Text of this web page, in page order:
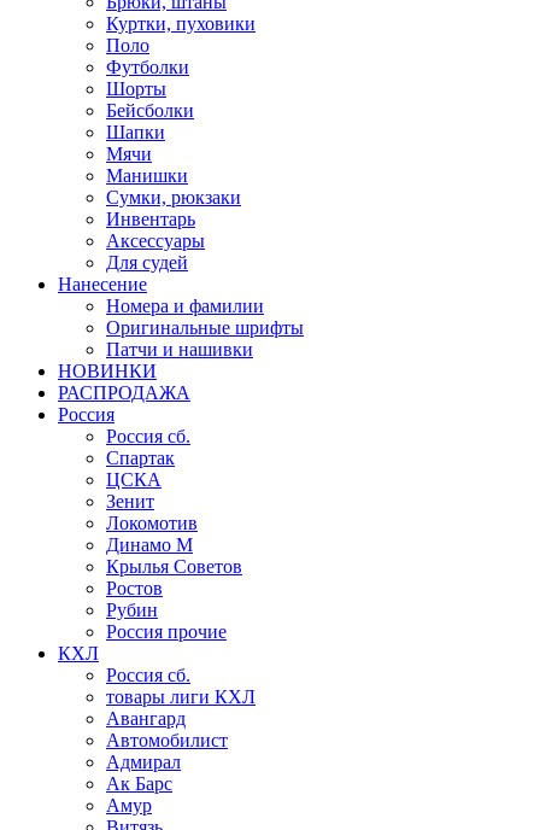
Куртки, пуховики
Поло
Футболки
Шорты
Бейсболки
Шапки
Мячи
Манишки
Сумки, рюкзаки
Инвентарь
Аксессуары
Для судей
Нанесение
Номера и фамилии
Оригинальные шрифты
Патчи и нашивки
НОВИНКИ
РАСПРОДАЖА
Россия
Россия сб.
Спартак
ЦСКА
Зенит
Локомотив
Динамо М
Крылья Советов
Ростов
Рубин
Россия прочие
КХЛ
Россия сб.
товары лиги КХЛ
Авангард
Автомобилист
Адмирал
Ак Барс
Амур